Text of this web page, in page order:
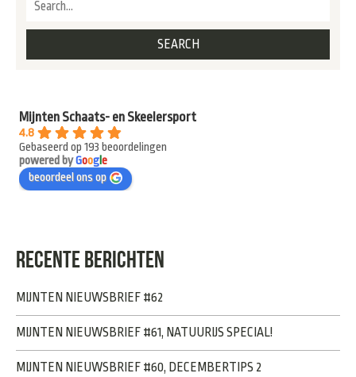
Mijnten Schaats- en Skeelersport
4.8
Gebaseerd op 193 beoordelingen
powered byGooge
beoordeel ons op
RECENTE BERICHTEN
MIJNTEN NIEUWSBRIEF #62
MIJNTEN NIEUWSBRIEF #61, NATUURIJS SPECIAL!
MIJNTEN NIEUWSBRIEF #60, DECEMBERTIPS 2